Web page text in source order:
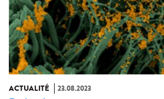
ACTUALITÉ 23.08.2023